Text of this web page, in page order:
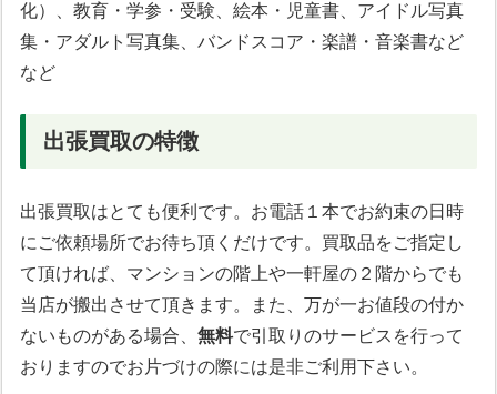
化）、教育・学参・受験、絵本・児童書、アイドル写真
集・アダルト写真集、バンドスコア・楽譜・音楽書など
など
出張買取の特徴
出張買取はとても便利です。お電話１本でお約束の日時
にご依頼場所でお待ち頂くだけです。買取品をご指定し
て頂ければ、マンションの階上や一軒屋の２階からでも
当店が搬出させて頂きます。また、万が一お値段の付か
ないものがある場合、無料で引取りのサービスを行って
おりますのでお片づけの際には是非ご利用下さい。